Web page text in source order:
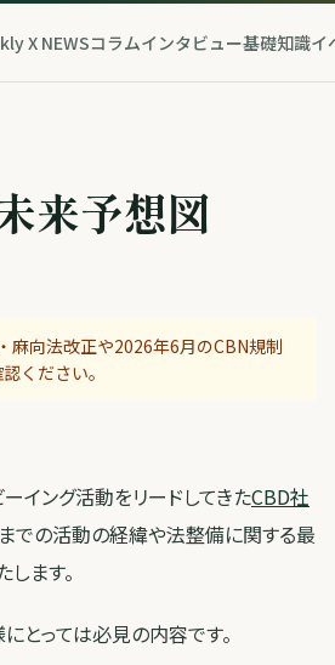
X NEWSコラムインタビュー基礎知識イ
来予想図
麻向法改正や2026年6月のCBN規制
ください。
イング活動をリードしてきたCBD社
での活動の経緯や法整備に関する最
ます。
とっては必見の内容です。